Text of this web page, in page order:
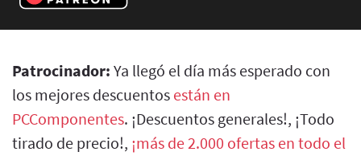
Patrocinador: Ya llegó el día más esperado con
los mejores descuentos están en
PCComponentes. ¡Descuentos generales!, ¡Todo
tirado de precio!, ¡más de 2.000 ofertas en todo el